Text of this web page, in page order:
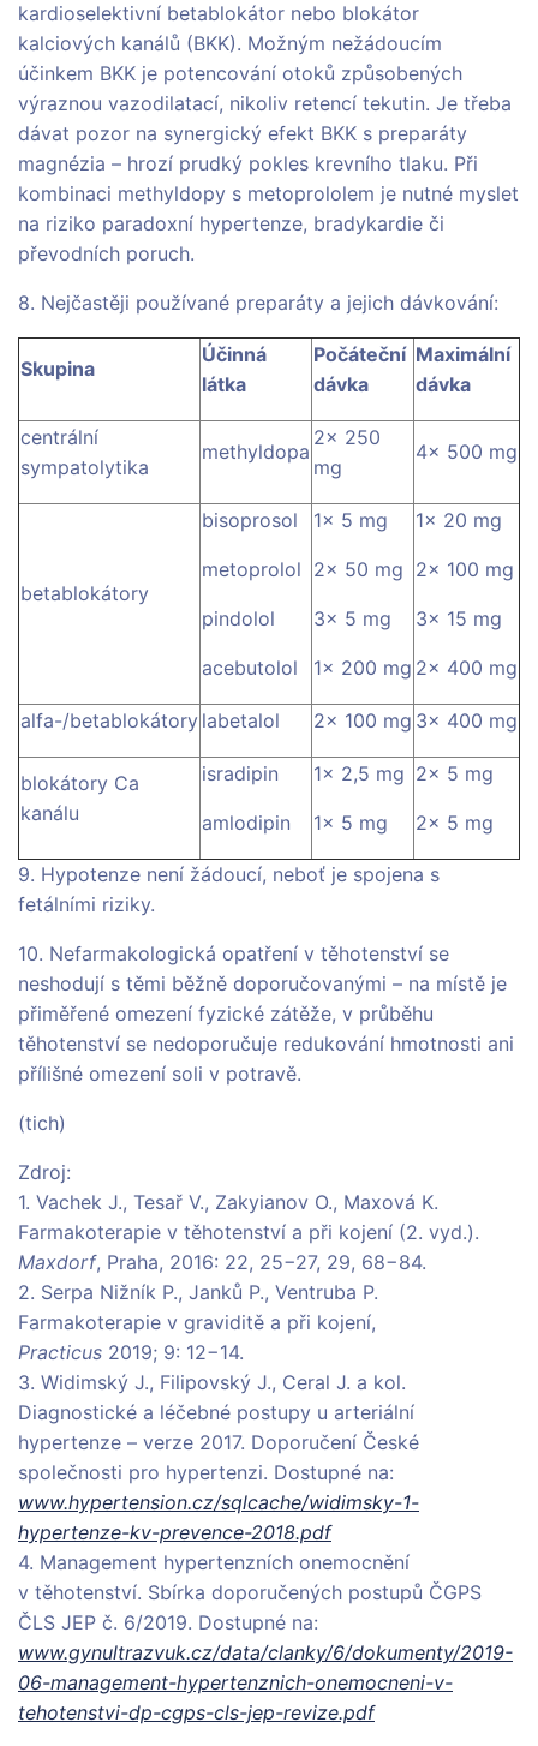
kardioselektivní betablokátor nebo blokátor
kalciových kanálů (BKK). Možným nežádoucím
účinkem BKK je potencování otoků způsobených
výraznou vazodilatací, nikoliv retencí tekutin. Je třeba
dávat pozor na synergický efekt BKK s preparáty
magnézia – hrozí prudký pokles krevního tlaku. Při
kombinaci methyldopy s metoprololem je nutné myslet
na riziko paradoxní hypertenze, bradykardie či
převodních poruch.
8. Nejčastěji používané preparáty a jejich dávkování:
Skupina
Účinná
látka
Počáteční
dávka
Maximální
dávka
centrální
sympatolytika
methyldopa
2× 250
mg
4× 500 mg
betablokátory
bisoprosol
metoprolol
pindolol
acebutolol
1× 5 mg
2× 50 mg
3× 5 mg
1× 200 mg
1× 20 mg
2× 100 mg
3× 15 mg
2× 400 mg
alfa-/betablokátory labetalol 2× 100 mg 3× 400 mg
blokátory Ca
kanálu
isradipin
amlodipin
1× 2,5 mg
1× 5 mg
2× 5 mg
2× 5 mg
9. Hypotenze není žádoucí, neboť je spojena s
fetálními riziky.
10. Nefarmakologická opatření v těhotenství se
neshodují s těmi běžně doporučovanými – na místě je
přiměřené omezení fyzické zátěže, v průběhu
těhotenství se nedoporučuje redukování hmotnosti ani
přílišné omezení soli v potravě.
(tich)
Zdroj:
1. Vachek J., Tesař V., Zakyianov O., Maxová K.
Farmakoterapie v těhotenství a při kojení (2. vyd.).
Maxdorf, Praha, 2016: 22, 25−27, 29, 68−84.
2. Serpa Nižník P., Janků P., Ventruba P.
Farmakoterapie v graviditě a při kojení,
Practicus 2019; 9: 12−14.
3. Widimský J., Filipovský J., Ceral J. a kol.
Diagnostické a léčebné postupy u arteriální
hypertenze – verze 2017. Doporučení České
společnosti pro hypertenzi. Dostupné na:
www.hypertension.cz/sqlcache/widimsky-1-
hypertenze-kv-prevence-2018.pdf
4. Management hypertenzních onemocnění
v těhotenství. Sbírka doporučených postupů ČGPS
ČLS JEP č. 6/2019. Dostupné na:
www.gynultrazvuk.cz/data/clanky/6/dokumenty/2019-
06-management-hypertenznich-onemocneni-v-
tehotenstvi-dp-cgps-cls-jep-revize.pdf